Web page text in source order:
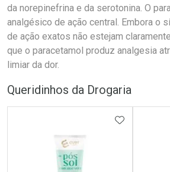
da norepinefrina e da serotonina. O
analgésico de ação central. Embora o
de ação exatos não estejam
que o paracetamol produz analgesia
limiar da dor.
Queridinhos da Drogaria